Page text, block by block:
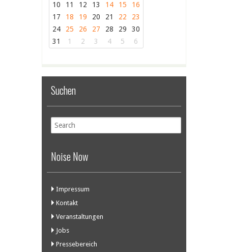
10
11 12 13 14 15
16
17
18 19 20 21 22
23
24
25 26 27 28 29
30
31
1 2 3 4 5 6
Suchen
Noise Now
Impressum
Kontakt
Veranstaltungen
Jobs
Pressebereich